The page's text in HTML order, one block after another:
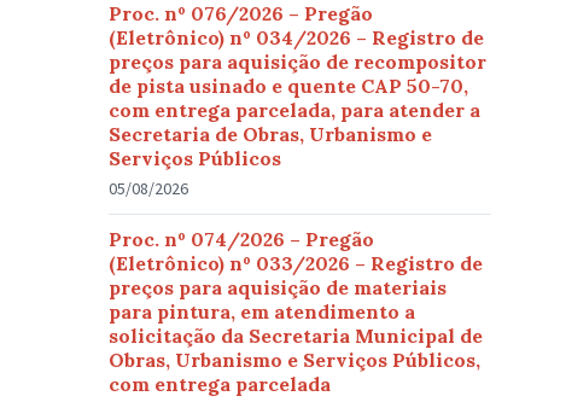
Proc. nº 076/2026 – Pregão
(Eletrônico) nº 034/2026 – Registro de
preços para aquisição de recompositor
de pista usinado e quente CAP 50-70,
com entrega parcelada, para atender a
Secretaria de Obras, Urbanismo e
Serviços Públicos
05/08/2026
Proc. nº 074/2026 – Pregão
(Eletrônico) nº 033/2026 – Registro de
preços para aquisição de materiais
para pintura, em atendimento a
solicitação da Secretaria Municipal de
Obras, Urbanismo e Serviços Públicos,
com entrega parcelada